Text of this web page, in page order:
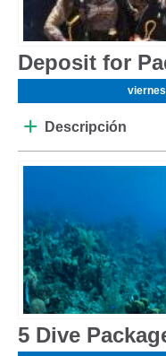
Deposit for
Descripción
5 Dive